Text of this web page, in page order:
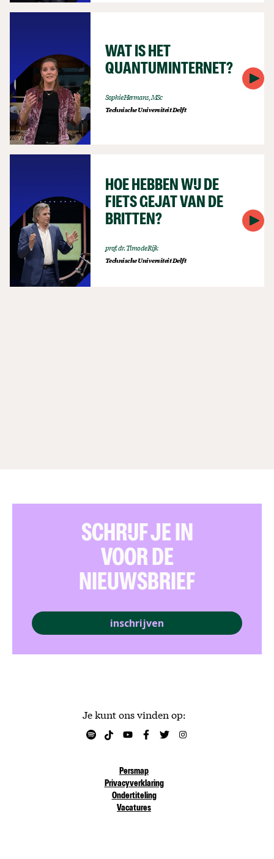
WAT IS HET
QUANTUMINTERNET?
Sophie Hermans, MSc
Technische Universiteit Delft
HOE HEBBEN WIJ DE
FIETS GEJAT VAN DE
BRITTEN?
prof. dr. Timo de Rijk
Technische Universiteit Delft
Je kunt ons vinden op:
Persmap
Privacyverklaring
Ondertiteling
Vacatures
SCHRIJF JE IN
VOOR DE
NIEUWSBRIEF
inschrijven